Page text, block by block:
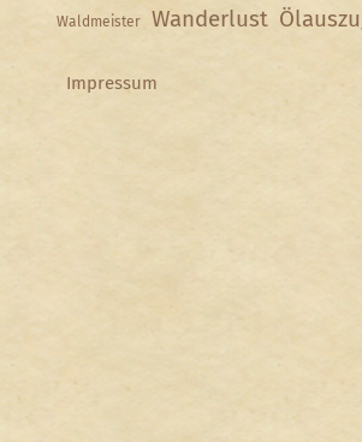
Waldmeister
Wanderlust
Impressum